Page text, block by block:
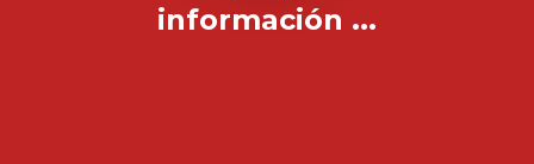
información ...